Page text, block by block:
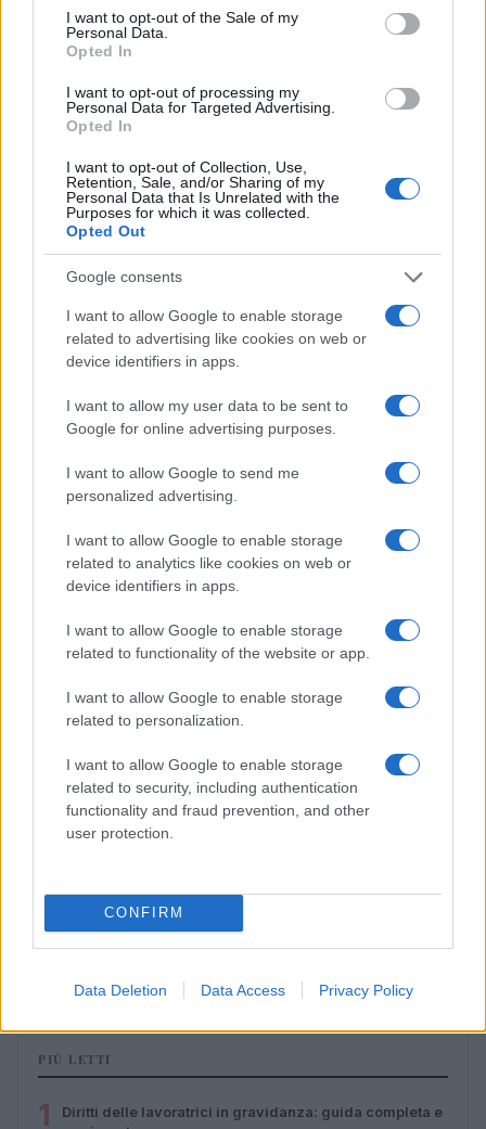
consent section.
I want to opt-out of the Sale of my
Personal Data.
Opted In
I want to opt-out of processing my
Personal Data for Targeted Advertising.
Opted In
I want to opt-out of Collection, Use,
Retention, Sale, and/or Sharing of my
Personal Data that Is Unrelated with the
Purposes for which it was collected.
Opted Out
Google consents
I want to allow Google to enable storage
related to advertising like cookies on web or
device identifiers in apps.
I want to allow my user data to be sent to
Google for online advertising purposes.
I want to allow Google to send me
personalized advertising.
I want to allow Google to enable storage
related to analytics like cookies on web or
device identifiers in apps.
I want to allow Google to enable storage
related to functionality of the website or app.
I want to allow Google to enable storage
related to personalization.
I want to allow Google to enable storage
related to security, including authentication
functionality and fraud prevention, and other
user protection.
CONFIRM
Data Deletion Data Access Privacy Policy
ICA Milano presenta mostre, concerti e letture per
Matteo Pellegrino · 6 Ago 2026
NEWS E ATTUALITÀ
Codacons denuncia: i problemi che affliggono la Sicilia
tra carburanti, spiagge e incendi
Matteo Pellegrino · 25 Lug 2026
NEWS E ATTUALITÀ
Lamezia International Film Fest: arte e cultura si
incontrano in Calabria
PIÙ LETTI
1
Diritti delle lavoratrici in gravidanza: guida completa e